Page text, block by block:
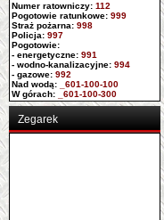
Numer ratowniczy: 112
Pogotowie ratunkowe: 999
Straż pożarna: 998
Policja: 997
Pogotowie:
- energetyczne: 991
- wodno-kanalizacyjne: 994
- gazowe: 992
Nad wodą: _601-100-100
W górach: _601-100-300
Zegarek